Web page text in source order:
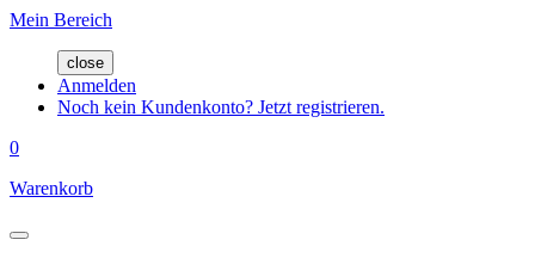
Mein Bereich
close
Anmelden
Noch kein Kundenkonto? Jetzt registrieren.
0
Warenkorb